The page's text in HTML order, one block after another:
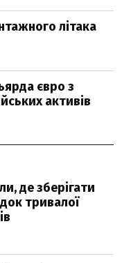
літака
євро з
активів
де зберігати
тривалої